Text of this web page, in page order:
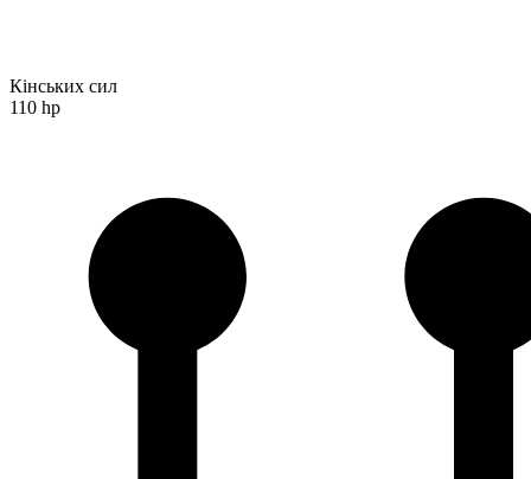
Кінських сил
110 hp